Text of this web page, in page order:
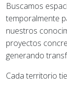
Buscamos
temporalmente
nuestros
proyectos
generando
Cada territorio